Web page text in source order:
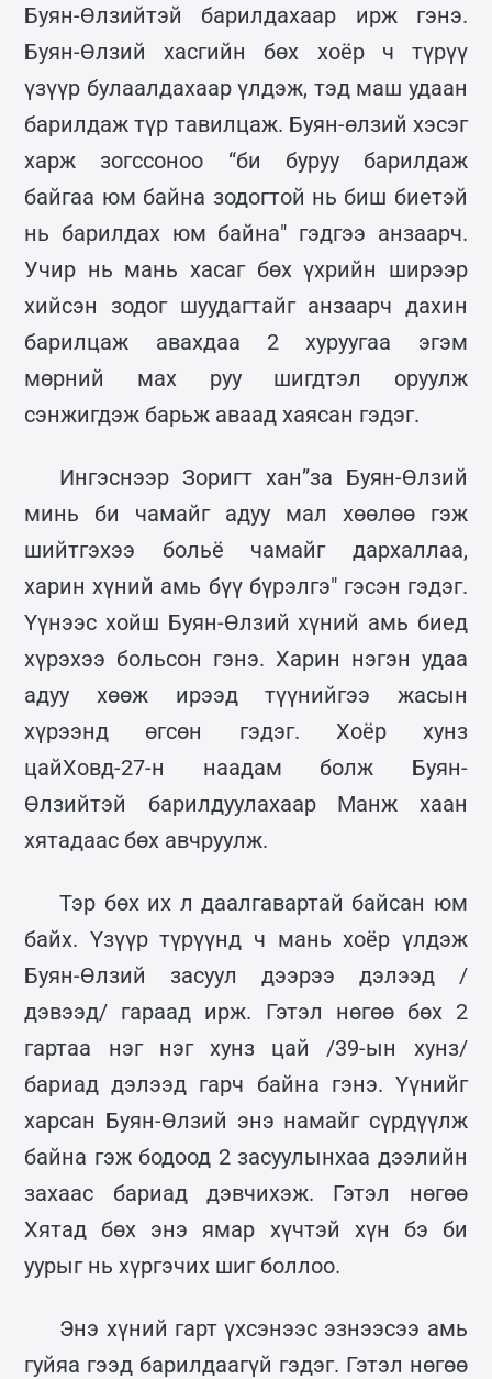
Буян-Өлзийтэй барилдахаар ирж гэнэ.
Буян-Өлзий хасгийн бөх хоёр ч түрүү
үзүүр булаалдахаар үлдэж, тэд маш удаан
барилдаж түр тавилцаж. Буян-өлзий хэсэг
харж зогссоноо “би буруу барилдаж
байгаа юм байна зодогтой нь биш биетэй
нь барилдах юм байна" гэдгээ анзаарч.
Учир нь мань хасаг бөх үхрийн ширээр
хийсэн зодог шуудагтайг анзаарч дахин
барилцаж авахдаа 2 хуруугаа эгэм
мөрний мах руу шигдтэл оруулж
сэнжигдэж барьж аваад хаясан гэдэг.
Ингэснээр Зоригт хан”за Буян-Өлзий
минь би чамайг адуу мал хөөлөө гэж
шийтгэхээ больё чамайг дархаллаа,
харин хүний амь бүү бүрэлгэ" гэсэн гэдэг.
Үүнээс хойш Буян-Өлзий хүний амь биед
хүрэхээ больсон гэнэ. Харин нэгэн удаа
адуу хөөж ирээд түүнийгээ жасын
хүрээнд өгсөн гэдэг. Хоёр хунз
цайХовд-27-н наадам болж Буян-
Өлзийтэй барилдуулахаар Манж хаан
хятадаас бөх авчруулж.
Тэр бөх их л даалгавартай байсан юм
байх. Үзүүр түрүүнд ч мань хоёр үлдэж
Буян-Өлзий засуул дээрээ дэлээд /
дэвээд/ гараад ирж. Гэтэл нөгөө бөх 2
гартаа нэг нэг хунз цай /39-ын хунз/
бариад дэлээд гарч байна гэнэ. Үүнийг
харсан Буян-Өлзий энэ намайг сүрдүүлж
байна гэж бодоод 2 засуулынхаа дээлийн
захаас бариад дэвчихэж. Гэтэл нөгөө
Хятад бөх энэ ямар хүчтэй хүн бэ би
уурыг нь хүргэчих шиг боллоо.
Энэ хүний гарт үхсэнээс эзнээсээ амь
гуйяа гээд барилдаагүй гэдэг. Гэтэл нөгөө